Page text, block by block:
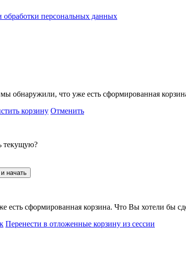
обработки персональных данных
обнаружили, что уже есть сформированная
корзину Отменить
текущую?
начать
сформированная корзина. Что Вы хотели бы
Перенести в отложенные корзину из сессии